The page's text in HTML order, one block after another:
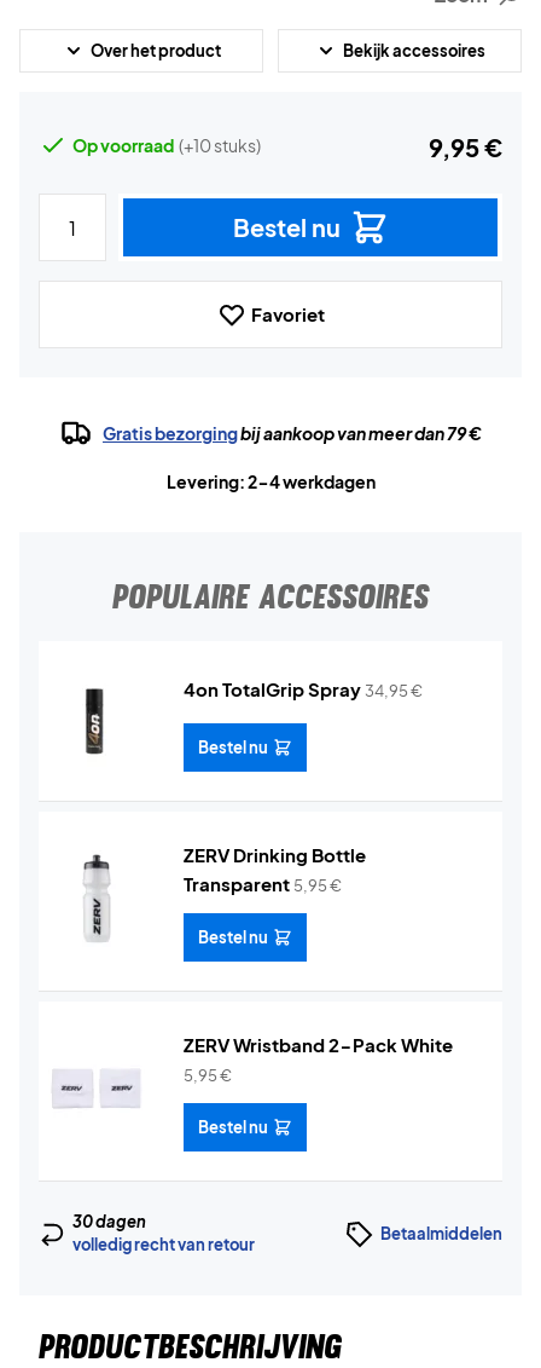
Over het product Bekijk accessoires
Op voorraad (+10 stuks) 9,95 €
Bestel nu
Favoriet
Gratis bezorgingbij aankoop van meer dan 79 €
Levering: 2-4 werkdagen
POPULAIRE ACCESSOIRES
4on TotalGrip Spray 34,95€
Bestel nu
ZERV Drinking Bottle
Transparent 5,95€
Bestel nu
ZERV Wristband 2-Pack White
5,95€
Bestel nu
30 dagen
volledig recht van retour
Betaalmiddelen
PRODUCTBESCHRIJVING